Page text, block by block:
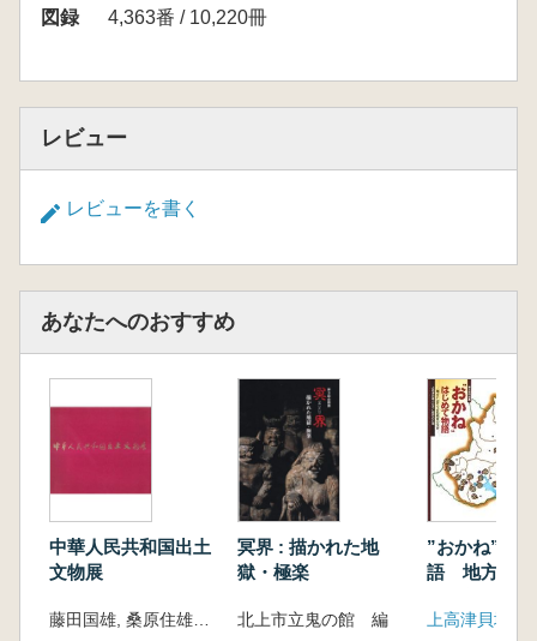
図録
4,363番 / 10,220冊
レビュー
レビューを書く
あなたへのおすすめ
中華人民共和国出土
文物展
藤田国雄, 桑原住雄 編
冥界 : 描かれた地
獄・極楽
北上市立鬼の館 編
”おかね”は
語 地方にお